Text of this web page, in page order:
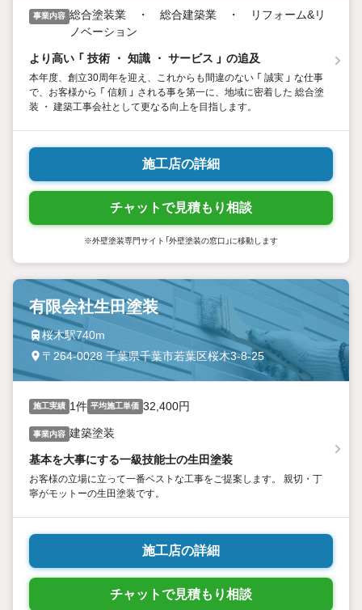
事業内容 総合塗装業 ・ 総合建築業 ・ リフォーム&リ
ノベーション
より高い 「 技術 ・ 知識 ・ サービス 」 の追及
本年度、創立30周年を迎え、これからも間違のない 「 誠実 」 な仕事
で、お客様から 「 信頼 」 される事を第一に、地域に密着した 総合塗
装 ・ 建築工事会社として更なる向上を目指します。
施工店の詳細
チャットで見積もり相談
※外壁塗装専門サイト「外壁塗装の窓口」に移動します
有限会社生田塗装
桜木駅740m
〒264-0028 千葉県千葉市若葉区桜木3-8-25
施工実績 1件 平均施工単価 32,400円
事業内容 建築塗装
基本を大事にする一級技能士の生田塗装
お客様の立場に立って一番ベストな工事をご提案します。 親切・丁
寧がモットーの生田塗装です。
施工店の詳細
チャットで見積もり相談